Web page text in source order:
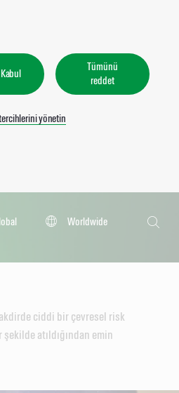
Kabul
Tümünü
reddet
yönetin
Worldwide
Ara
ciddi bir çevresel risk
atıldığından emin